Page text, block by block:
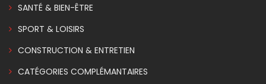
SANTÉ & BIEN-ÊTRE
SPORT & LOISIRS
CONSTRUCTION & ENTRETIEN
CATÉGORIES COMPLÉMANTAIRES